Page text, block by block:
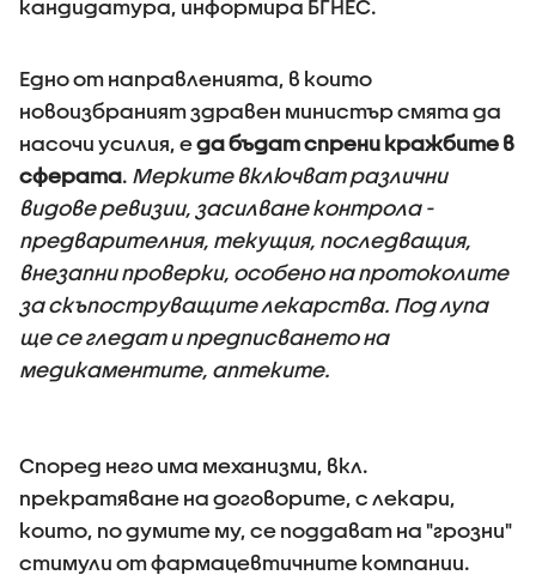
кандидатура, информира БГНЕС.
Едно от направленията, в които
новоизбраният здравен министър смята да
насочи усилия, еда бъдат спрени кражбите в
сферата. Мерките включват различни
видове ревизии, засилване контрола -
предварителния, текущия, последващия,
внезапни проверки, особено на протоколите
за скъпоструващите лекарства. Под лупа
ще се гледат и предписването на
медикаментите, аптеките.
Според него има механизми, вкл.
прекратяване на договорите, с лекари,
които, по думите му, се поддават на "грозни"
стимули от фармацевтичните компании.